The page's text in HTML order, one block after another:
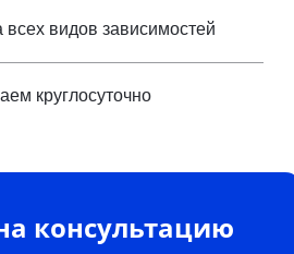
видов зависимостей
круглосуточно
консультацию